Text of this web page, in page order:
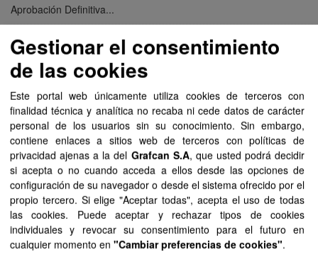
Aprobación Definitiva...
Aprobación Definitiva...
Aprobación Definitiva...
Aprobación Definitiva...
Aprobación Definitiva...
Aprobación Definitiva...
Aprobación Definitiva...
Aprobación Definitiva...
Aprobación Definitiva...
Gestionar el consentimiento
de las cookies
Este portal web únicamente utiliza cookies de terceros con
finalidad técnica y analítica no recaba ni cede datos de carácter
personal de los usuarios sin su conocimiento. Sin embargo,
contiene enlaces a sitios web de terceros con políticas de
privacidad ajenas a la del Grafcan S.A, que usted podrá decidir
si acepta o no cuando acceda a ellos desde las opciones de
configuración de su navegador o desde el sistema ofrecido por el
propio tercero. Si elige "Aceptar todas", acepta el uso de todas
las cookies. Puede aceptar y rechazar tipos de cookies
individuales y revocar su consentimiento para el futuro en
cualquier momento en "Cambiar preferencias de cookies".